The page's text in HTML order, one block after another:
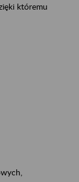
któremu